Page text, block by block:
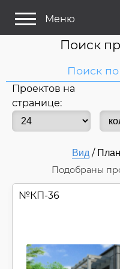
Меню
Поиск
Поиск
Я ищу:
Строитель/
Стиль проекта
Площадь
Проектов на
странице:
Вид / План
Подобраны
№КП-36